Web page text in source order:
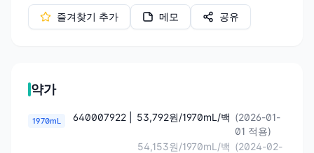
즐겨찾기 추가 메모 공유
약가
1970mL 640007922 | 53,792원/1970mL/백 (2026-01-
01 적용)
54,153원/1970mL/백 (2024-02-